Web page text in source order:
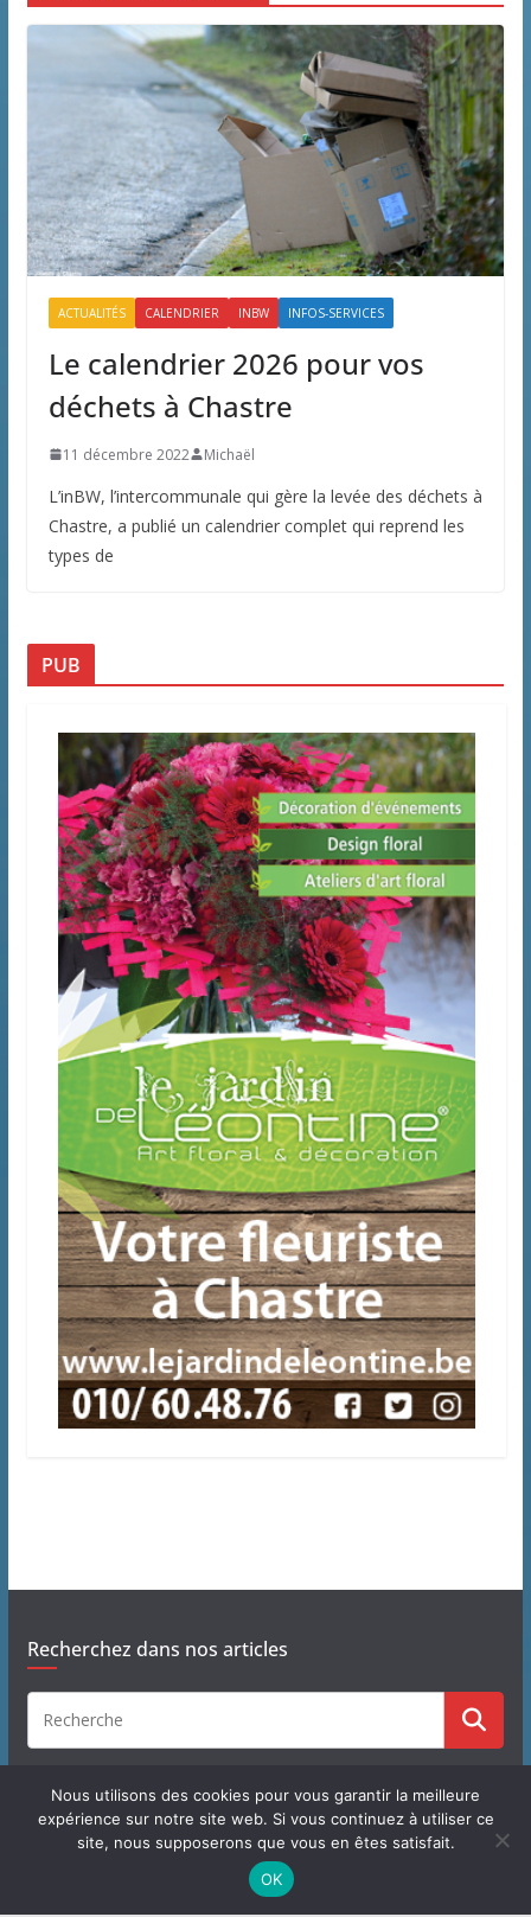
ACTUALITÉS CALENDRIER INBW INFOS-SERVICES
Le calendrier 2026 pour vos
déchets à Chastre
11 décembre 2022 Michaël
L’inBW, l’intercommunale qui gère la levée des déchets à
Chastre, a publié un calendrier complet qui reprend les
types de
PUB
Recherchez dans nos articles
Copyright © 2026 J'habite à Chastre
par ThemeGrill. Propulsé par
Nous utilisons des cookies pour vous garantir la meilleure
expérience sur notre site web. Si vous continuez à utiliser ce
site, nous supposerons que vous en êtes satisfait.
OK